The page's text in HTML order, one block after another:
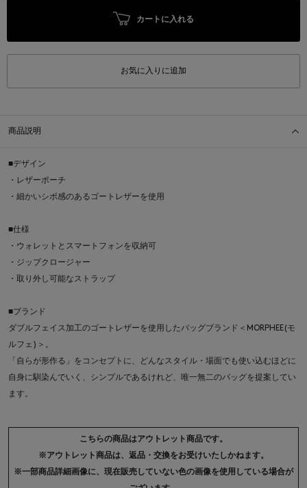
カートに入れる
お気に入りに追加
商品説明
■デザイン
・レザーポーチ
・細かいシボ感のあるゴートレザーを使用
■仕様
・ウォレットとスマートフォンを収納可
・ジップクロージャー
・取り外し可能なストラップ
■ブランド
ダブルフェイス加工のゴートレザーを使用したバッグブランド＜MORPHEE(モ
ルフェ)＞。
「自らが形作る」をコンセプトに、どんなスタイル・場面でも使い込むほどに
自身に馴染んでいく、シンプルであるけれど、唯一無二のバッグを提案してい
ます。
こちらの商品はアウトレット商品です。
※アウトレット商品は、返品・交換をお受けいたしかねます。
※一部商品詳細画像に、現在販売していない色の画像を使用している場合が